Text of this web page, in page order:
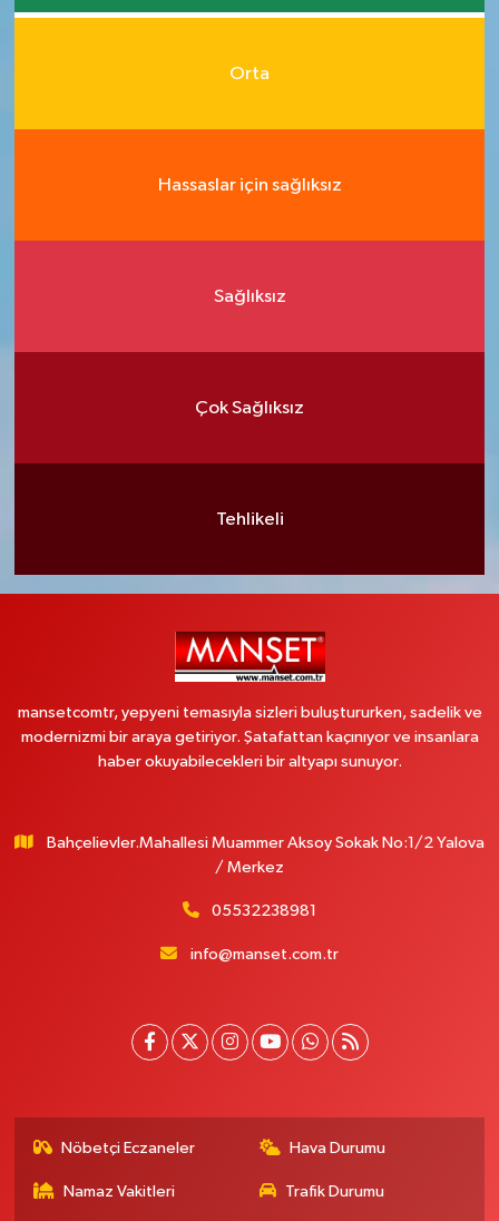
Orta
Hassaslar için sağlıksız
Sağlıksız
Çok Sağlıksız
Tehlikeli
mansetcomtr, yepyeni temasıyla sizleri buluştururken, sadelik ve
modernizmi bir araya getiriyor. Şatafattan kaçınıyor ve insanlara
haber okuyabilecekleri bir altyapı sunuyor.
Bahçelievler.Mahallesi Muammer Aksoy Sokak No:1/2 Yalova
/ Merkez
05532238981
info@manset.com.tr
Nöbetçi Eczaneler Hava Durumu
Namaz Vakitleri Trafik Durumu